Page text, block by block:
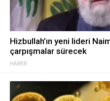
HABER
Hizbullah’ın yeni lideri
çarpışmalar sürecek